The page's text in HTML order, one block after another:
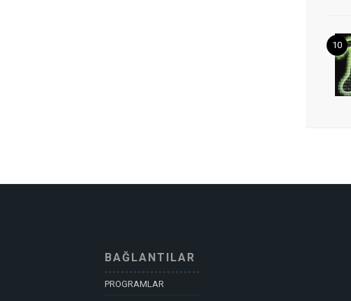
BAĞLANTILAR
PROGRAMLAR